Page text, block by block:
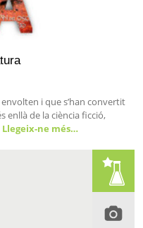
i que s’han convertit
enllà de la ciència ficció,
Llegeix-ne més…